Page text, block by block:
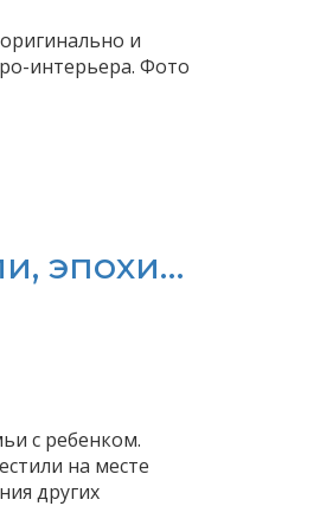
и
интерьера. Фото
эпохи…
с ребенком.
на месте
других